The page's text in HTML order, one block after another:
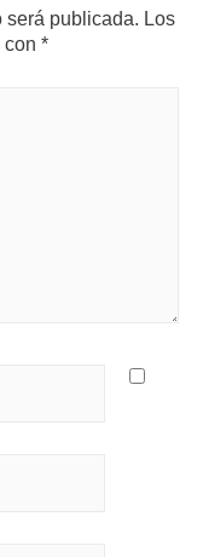
será publicada. Los
con *